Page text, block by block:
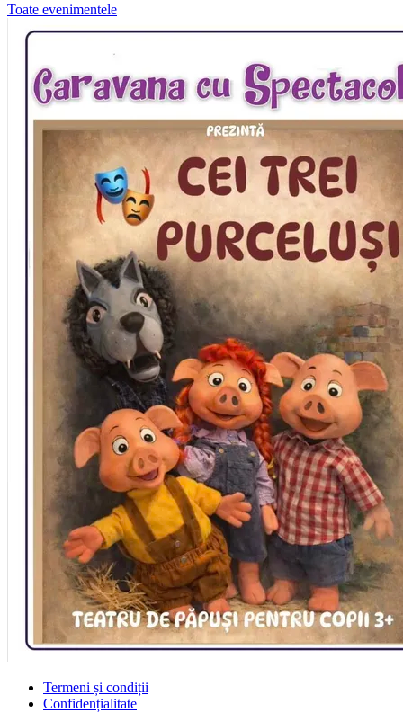
Toate evenimentele
Termeni și condiții
Confidențialitate